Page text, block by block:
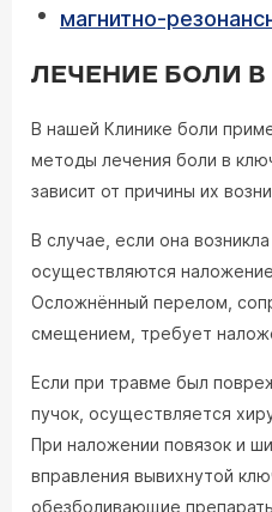
магнитно-
ЛЕЧЕНИЕ БОЛИ
В нашей Клинике боли
методы лечения боли в
зависит от причины их
В случае, если она
осуществляются
Осложнённый перелом,
смещением, требует
Если при травме был
пучок, осуществляется
При наложении повязок и
вправления вывихнутой
обезболивающие